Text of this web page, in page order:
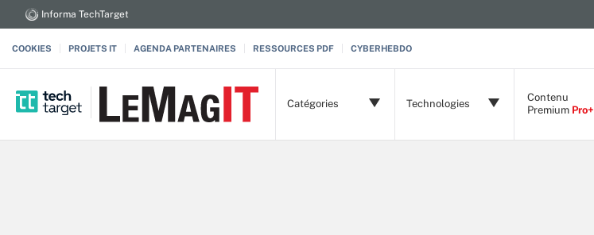
Informa TechTarget
COOKIES PROJETS IT AGENDA PARTENAIRES RESSOURCES PDF CYBERHEBDO
Catégories Technologies
Contenu
Premium Pro+